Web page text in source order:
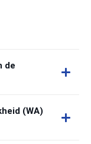
de
(WA)